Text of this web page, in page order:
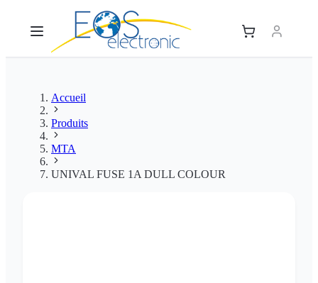
Accueil
Produits
MTA
UNIVAL FUSE 1A DULL COLOUR